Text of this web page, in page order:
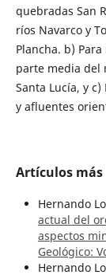
quebradas San
ríos Navarco y
Plancha. b)
parte media del
Santa Lucía, y
y afluentes
Artículos
Hernando
actual del
aspectos
Geológico:
Hernando